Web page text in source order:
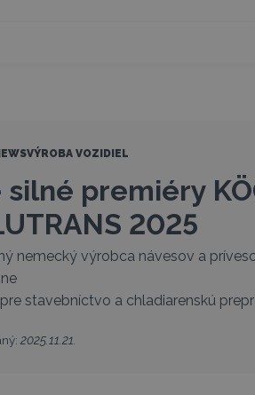
VÝROBA VOZIDIEL
silné premiéry
2025
nemecký výrobca návesov a
stavebníctvo a chladiarenskú
2025.11.21.